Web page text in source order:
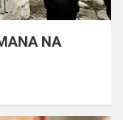
NA